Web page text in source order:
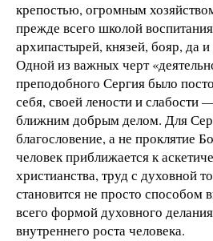
крепостью, огромным
прежде всего школой
архипастырей, князей, бояр, да
Одной из важных черт
преподобного Сергия было
себя, своей лености и слабости
ближним добрым делом. Для
благословение, а не проклятие
человек приближается к
христианства, труд с духовной
становится не просто
всего формой духовного
внутреннего роста человека.